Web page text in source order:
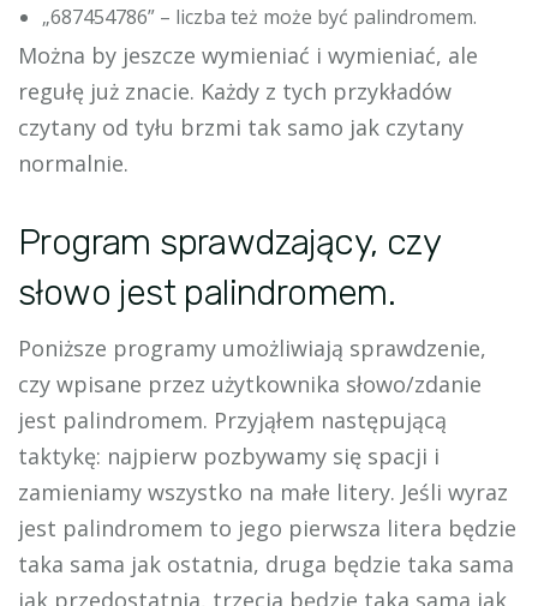
„687454786” – liczba też może być palindromem.
Można by jeszcze wymieniać i wymieniać, ale
regułę już znacie. Każdy z tych przykładów
czytany od tyłu brzmi tak samo jak czytany
normalnie.
Program sprawdzający, czy
słowo jest palindromem.
Poniższe programy umożliwiają sprawdzenie,
czy wpisane przez użytkownika słowo/zdanie
jest palindromem. Przyjąłem następującą
taktykę: najpierw pozbywamy się spacji i
zamieniamy wszystko na małe litery. Jeśli wyraz
jest palindromem to jego pierwsza litera będzie
taka sama jak ostatnia, druga będzie taka sama
jak przedostatnia, trzecia będzie taka sama jak